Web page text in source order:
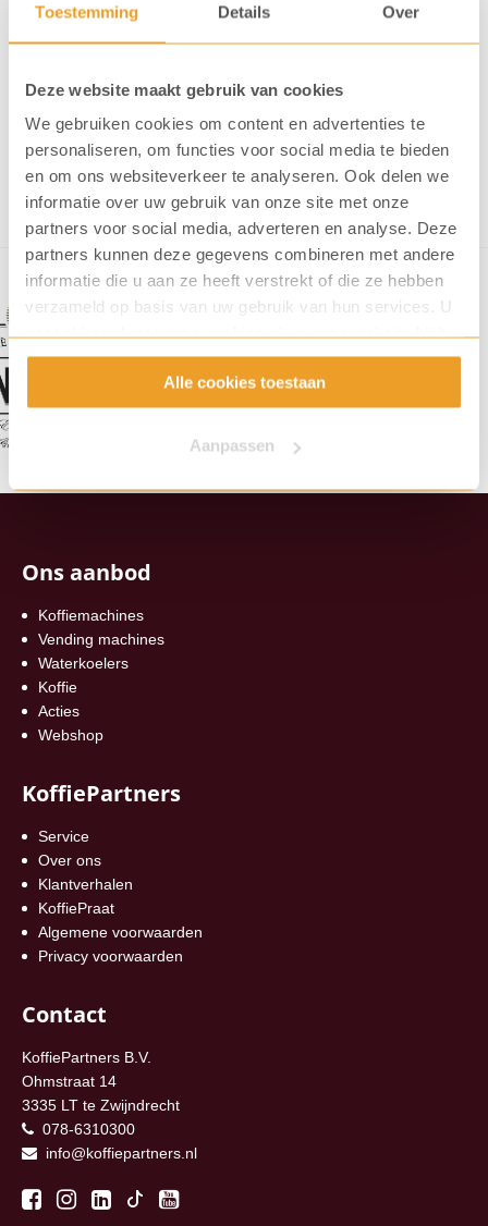
Toestemming Details Over
Deze website maakt gebruik van cookies
We gebruiken cookies om content en advertenties te
personaliseren, om functies voor social media te bieden
en om ons websiteverkeer te analyseren. Ook delen we
informatie over uw gebruik van onze site met onze
partners voor social media, adverteren en analyse. Deze
partners kunnen deze gegevens combineren met andere
informatie die u aan ze heeft verstrekt of die ze hebben
verzameld op basis van uw gebruik van hun services. U
gaat akkoord met onze cookies als u onze website blijft
gebruiken.
Alle cookies toestaan
Aanpassen
Ik ga akkoord dat mijn gegevensopgeslagen worden
Ik meld me aan voor de KoffiePartners nieuwsbrief
Verstuur formulier
Ons aanbod
Koffiemachines
Vending machines
Waterkoelers
Koffie
Acties
Webshop
KoffiePartners
Service
Over ons
Klantverhalen
KoffiePraat
Algemene voorwaarden
Privacy voorwaarden
Contact
KoffiePartners B.V.
Ohmstraat 14
3335 LT te Zwijndrecht
078-6310300
info@koffiepartners.nl